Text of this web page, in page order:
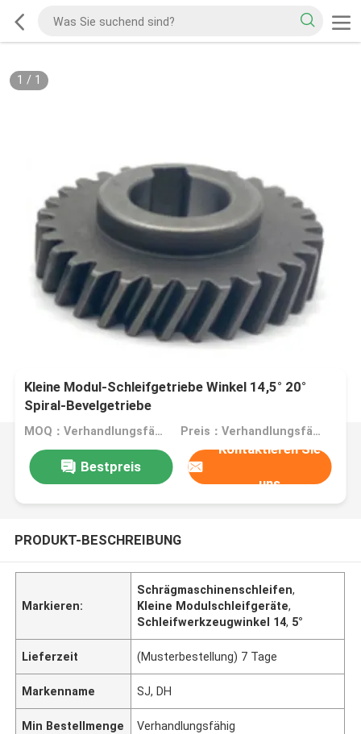
1 / 1
Kleine Modul-Schleifgetriebe Winkel 14,5° 20°
Spiral-Bevelgetriebe
MOQ：Verhandlungsfähig Preis：Verhandlungsfähig
Bestpreis
Kontaktieren Sie
uns
PRODUKT-BESCHREIBUNG
Markieren:
Schrägmaschinenschleifen,
Kleine Modulschleifgeräte,
Schleifwerkzeugwinkel 14, 5°
Lieferzeit (Musterbestellung) 7 Tage
Markenname SJ, DH
Min Bestellmenge Verhandlungsfähig